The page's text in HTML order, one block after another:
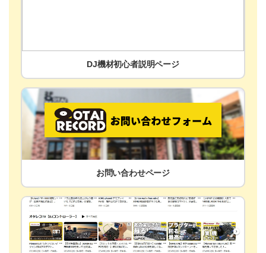
DJ機材初心者説明ページ
お問い合わせページ